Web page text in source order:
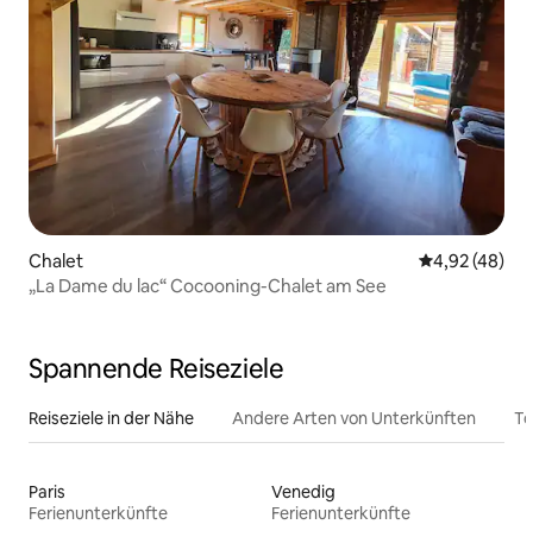
Chalet
4,92 (48)
„La Dame du lac“ Cocooning-Chalet am See
Spannende Reiseziele
Reiseziele in der Nähe Andere Arten von Unterkünften
Paris
Ferienunterkünfte
Venedig
Ferienunterkünfte